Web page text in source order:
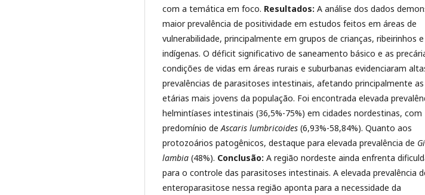
com a temática em foco. Resultados: A análise dos dados
maior prevalência de positividade em estudos feitos em áreas de
vulnerabilidade, principalmente em grupos de crianças, ribeirinhos e
indígenas. O déficit significativo de saneamento básico e as
condições de vidas em áreas rurais e suburbanas evidenciaram
prevalências de parasitoses intestinais, afetando principalmente
etárias mais jovens da população. Foi encontrada elevada
helmintíases intestinais (36,5%-75%) em cidades nordestinas, com
predomínio deAscaris lumbricoides (6,93%-58,84%). Quanto aos
protozoários patogênicos, destaque para elevada prevalência de
lambia (48%). Conclusão: A região nordeste ainda enfrenta
para o controle das parasitoses intestinais. A elevada prevalência
enteroparasitose nessa região aponta para a necessidade da